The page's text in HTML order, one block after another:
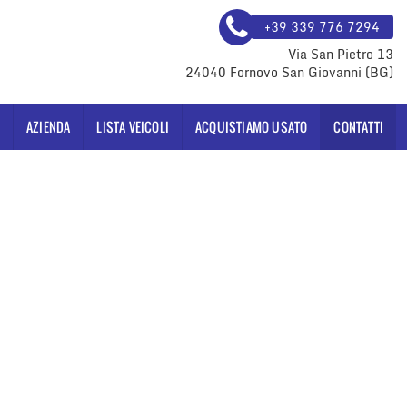
+39 339 776 7294
Via San Pietro 13
24040 Fornovo San Giovanni (BG)
AZIENDA LISTA VEICOLI ACQUISTIAMO USATO CONTATTI